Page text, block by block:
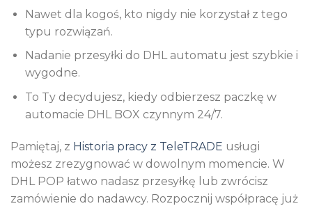
Nawet dla kogoś, kto nigdy nie korzystał z tego
typu rozwiązań.
Nadanie przesyłki do DHL automatu jest szybkie i
wygodne.
To Ty decydujesz, kiedy odbierzesz paczkę w
automacie DHL BOX czynnym 24/7.
Pamiętaj, z Historia pracy z TeleTRADE usługi
możesz zrezygnować w dowolnym momencie. W
DHL POP łatwo nadasz przesyłkę lub zwrócisz
zamówienie do nadawcy. Rozpocznij współpracę już